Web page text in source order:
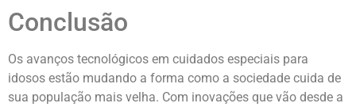
Conclusão
Os avanços tecnológicos em cuidados especiais para
idosos estão mudando a forma como a sociedade cuida de
sua população mais velha. Com inovações que vão desde a